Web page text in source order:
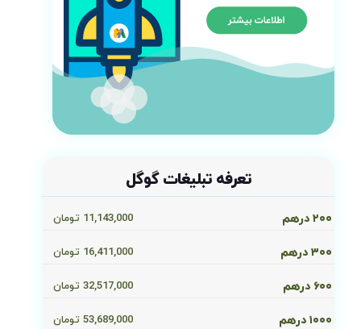
تعرفه تبلیغات گوگل
۲۰۰ درهم 11,143,000 تومان
۳۰۰ درهم 16,411,000 تومان
۶۰۰ درهم 32,517,000 تومان
۱۰۰۰ درهم 53,689,000 تومان